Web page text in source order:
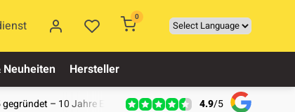
0
Neuheiten Hersteller
gegründet – 10 Jahre Erfahrung 4.9/5